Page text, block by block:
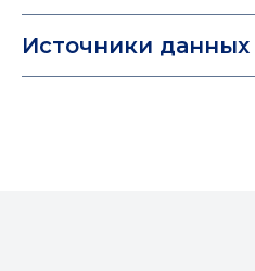
Источники данных